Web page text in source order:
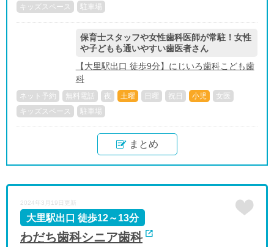
キッズスペース
駐車場
保育士スタッフや女性歯科医師が常駐！女性
や子どもも通いやすい歯医者さん
【大里駅出口 徒歩9分】にじいろ歯科こども歯
科
ネット予約 無料電話 夜 土曜 日曜 祝日 小児
女医
キッズスペース
駐車場
まとめ
2024年3月19日更新
わだち歯科シニア歯科
大里駅出口 徒歩12～13分